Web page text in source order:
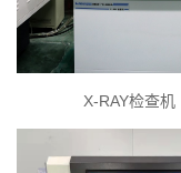
X-RAY检查机